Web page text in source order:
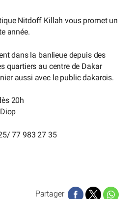
Nitdoff Killah vous promet un
année.
dans la banlieue depuis des
quartiers au centre de Dakar
aussi avec le public dakarois.
20h
77 983 27 35
Partager